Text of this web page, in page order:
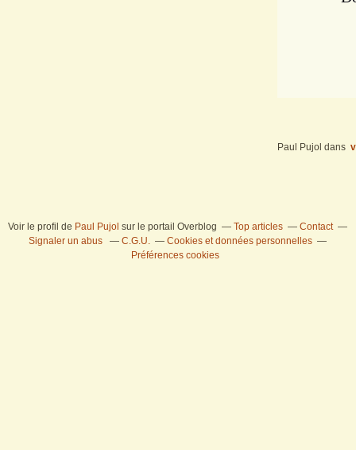
Paul Pujol dans
Voir le profil de Paul Pujol sur le portail Overblog Top articles
Contact
Signaler un abus
C.G.U.
Cookies et données personnelles
Préférences cookies